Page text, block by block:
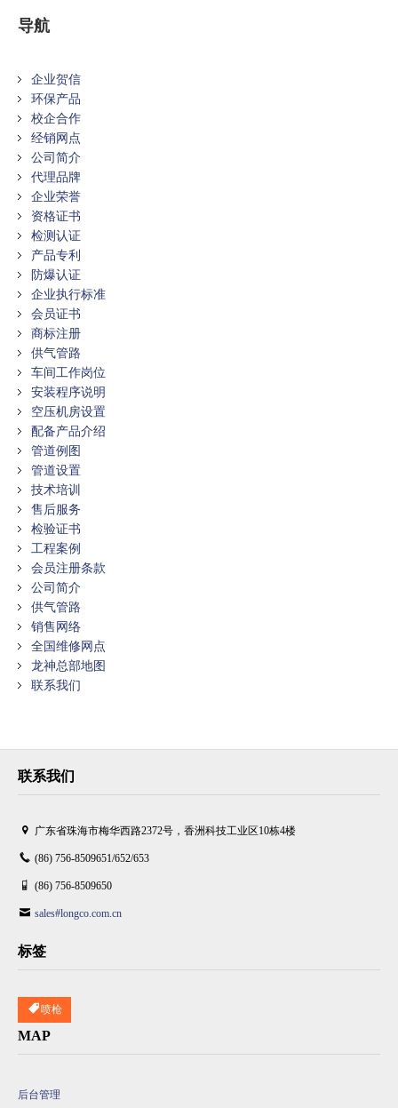
导航
企业贺信
环保产品
校企合作
经销网点
公司简介
代理品牌
企业荣誉
资格证书
检测认证
产品专利
防爆认证
企业执行标准
会员证书
商标注册
供气管路
车间工作岗位
安装程序说明
空压机房设置
配备产品介绍
管道例图
管道设置
技术培训
售后服务
检验证书
工程案例
会员注册条款
公司简介
供气管路
销售网络
全国维修网点
龙神总部地图
联系我们
联系我们
广东省珠海市梅华西路2372号，香洲科技工业区10栋4楼
(86) 756-8509651/652/653
(86) 756-8509650
sales#longco.com.cn
标签
喷枪
MAP
后台管理